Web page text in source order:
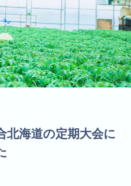
北海道の定期大会に